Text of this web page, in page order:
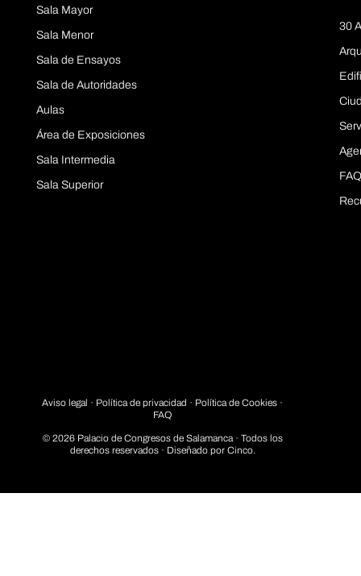
Sala Mayor
Sala Menor
Sala de Ensayos
Sala de Autoridades
Aulas
Área de Exposiciones
Sala Intermedia
Sala Superior
30
Aviso legal · Política de privacidad · Política de Cookies ·
FAQ
© 2026 Palacio de Congresos de Salamanca · Todos los
derechos reservados · Diseñado por Cinco.